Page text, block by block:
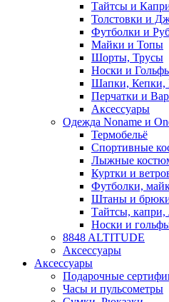
Тайтсы и
Толстовки и
Футболки и
Майки и Топы
Шорты, Трусы
Носки и
Шапки, Кепки,
Перчатки и
Аксессуары
Одежда Noname и
Термобельё
Спортивные
Лыжные
Куртки и
Футболки,
Штаны и
Тайтсы,
Носки и
8848 ALTITUDE
Аксессуары
Аксессуары
Подарочные
Часы и пульсометры